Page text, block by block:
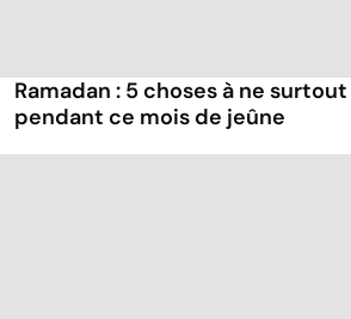
Ramadan : 5 choses à ne
pendant ce mois de jeûne